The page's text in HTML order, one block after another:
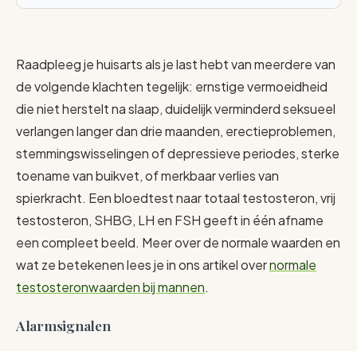
Raadpleeg je huisarts als je last hebt van meerdere van
de volgende klachten tegelijk: ernstige vermoeidheid
die niet herstelt na slaap, duidelijk verminderd seksueel
verlangen langer dan drie maanden, erectieproblemen,
stemmingswisselingen of depressieve periodes, sterke
toename van buikvet, of merkbaar verlies van
spierkracht. Een bloedtest naar totaal testosteron, vrij
testosteron, SHBG, LH en FSH geeft in één afname
een compleet beeld. Meer over de normale waarden en
wat ze betekenen lees je in ons artikel overnormale
testosteronwaarden bij mannen.
Alarmsignalen